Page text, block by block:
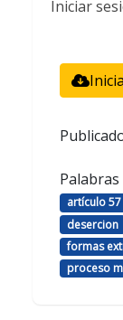
Iniciar
Palabras
artículo
desercion
formas
proceso